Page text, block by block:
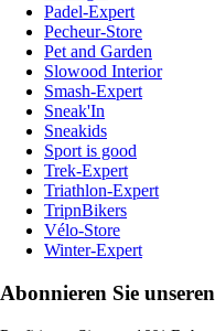
Padel-Expert
Pecheur-Store
Pet and Garden
Slowood Interior
Smash-Expert
Sneak'In
Sneakids
Sport is good
Trek-Expert
Triathlon-Expert
TripnBikers
Vélo-Store
Winter-Expert
Abonnieren Sie